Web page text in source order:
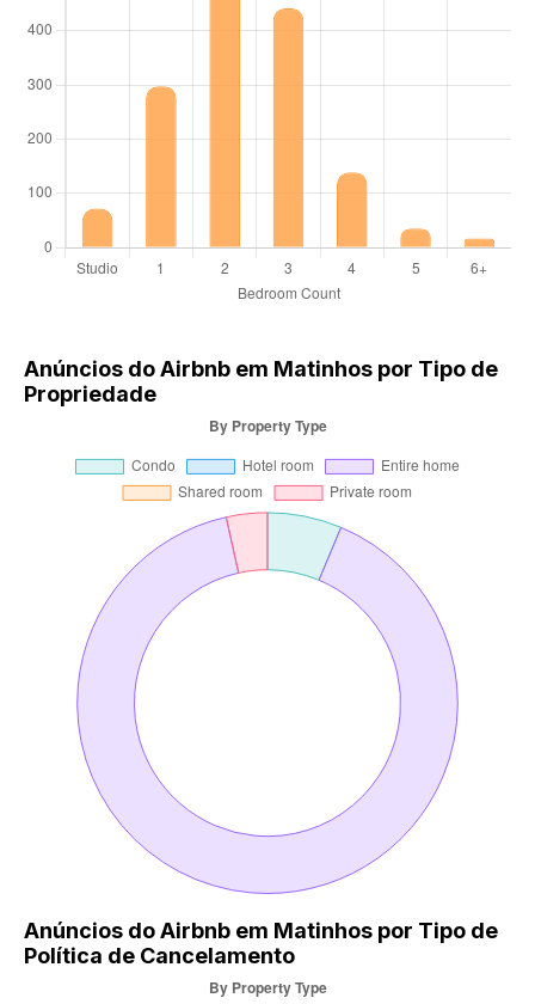
Anúncios do Airbnb em Matinhos por Tipo de
Propriedade
Anúncios do Airbnb em Matinhos por Tipo de
Política de Cancelamento